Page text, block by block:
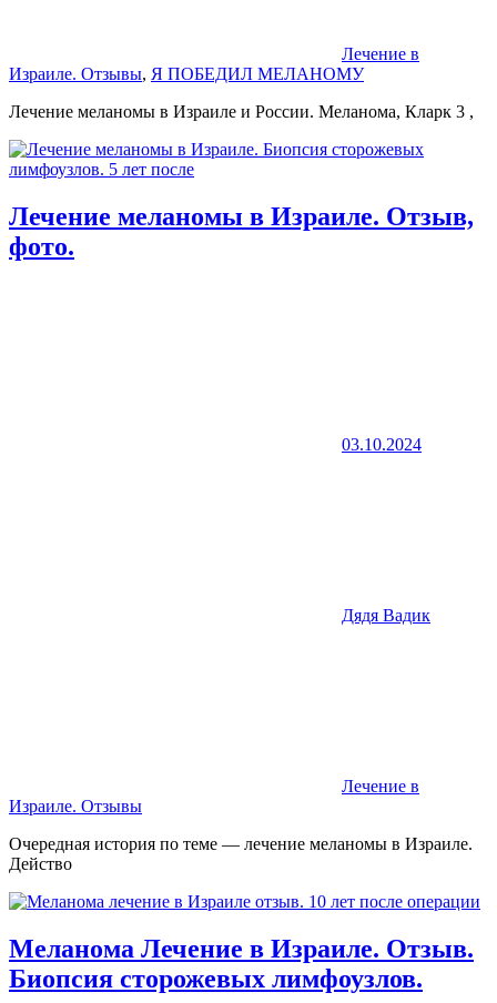
Лечение в
Израиле. Отзывы, Я ПОБЕДИЛ МЕЛАНОМУ
Лечение меланомы в Израиле и России. Меланома, Кларк 3 ,
Лечение меланомы в Израиле. Отзыв,
фото.
03.10.2024
Дядя Вадик
Лечение в
Израиле. Отзывы
Очередная история по теме — лечение меланомы в Израиле.
Действо
Меланома Лечение в Израиле. Отзыв.
Биопсия сторожевых лимфоузлов.